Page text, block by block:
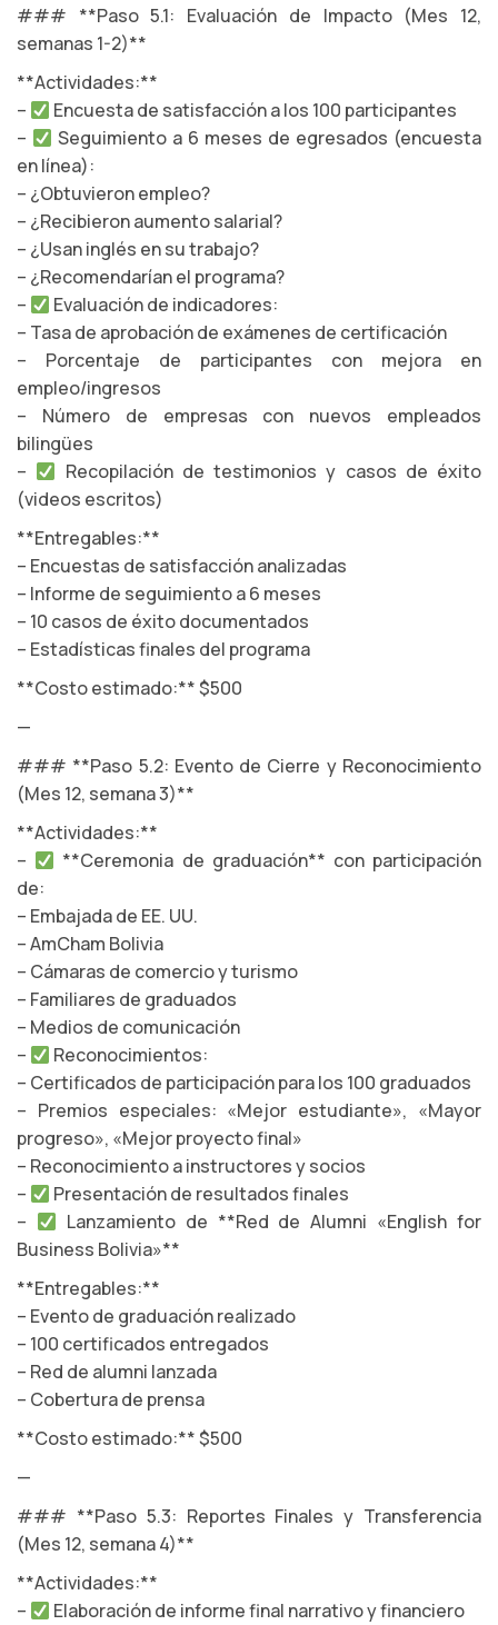
### **Paso 5.1: Evaluación de Impacto (Mes 12,
semanas 1-2)**
**Actividades:**
–
Encuesta de satisfacción a los 100 participantes
–
Seguimiento a 6 meses de egresados (encuesta
en línea):
– ¿Obtuvieron empleo?
– ¿Recibieron aumento salarial?
– ¿Usan inglés en su trabajo?
– ¿Recomendarían el programa?
–
Evaluación de indicadores:
– Tasa de aprobación de exámenes de certificación
– Porcentaje de participantes con mejora en
empleo/ingresos
– Número de empresas con nuevos empleados
bilingües
–
Recopilación de testimonios y casos de éxito
(videos escritos)
**Entregables:**
– Encuestas de satisfacción analizadas
– Informe de seguimiento a 6 meses
– 10 casos de éxito documentados
– Estadísticas finales del programa
**Costo estimado:** $500
—
### **Paso 5.2: Evento de Cierre y Reconocimiento
(Mes 12, semana 3)**
**Actividades:**
–
**Ceremonia de graduación** con participación
de:
– Embajada de EE. UU.
– AmCham Bolivia
– Cámaras de comercio y turismo
– Familiares de graduados
– Medios de comunicación
–
Reconocimientos:
– Certificados de participación para los 100 graduados
– Premios especiales: «Mejor estudiante», «Mayor
progreso», «Mejor proyecto final»
– Reconocimiento a instructores y socios
–
Presentación de resultados finales
–
Lanzamiento de **Red de Alumni «English for
Business Bolivia»**
**Entregables:**
– Evento de graduación realizado
– 100 certificados entregados
– Red de alumni lanzada
– Cobertura de prensa
**Costo estimado:** $500
—
### **Paso 5.3: Reportes Finales y Transferencia
(Mes 12, semana 4)**
**Actividades:**
–
Elaboración de informe final narrativo y financiero